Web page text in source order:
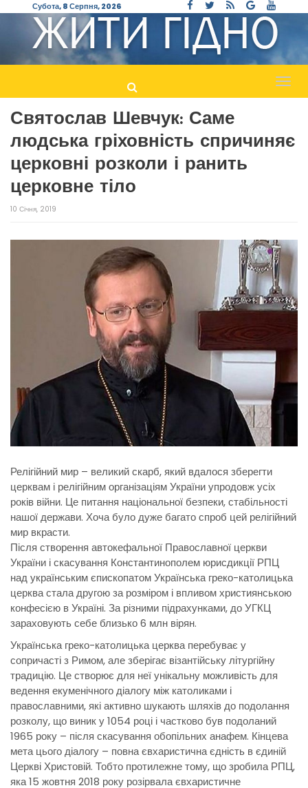
Субота, 8 Серпня, 2026
Святослав Шевчук: Саме
людська гріховність спричиняє
церковні розколи і ранить
церковне тіло
10 Січня, 2019
Релігійний мир – великий скарб, який вдалося зберегти
церквам і релігійним організаціям України упродовж усіх
років війни. Це питання національної безпеки, стабільності
нашої держави. Хоча було дуже багато спроб цей релігійний
мир вкрасти.
Після створення автокефальної Православної церкви
України і скасування Константинополем юрисдикції РПЦ
над українським єпископатом Українська греко-католицька
церква стала другою за розміром і впливом християнською
конфесією в Україні. За різними підрахунками, до УГКЦ
зараховують себе близько 6 млн вірян.
Українська греко-католицька церква перебуває у
сопричасті з Римом, але зберігає візантійську літургійну
традицію. Це створює для неї унікальну можливість для
ведення екуменічного діалогу між католиками і
православними, які активно шукають шляхів до подолання
розколу, що виник у 1054 році і частково був подоланий
1965 року – після скасування обопільних анафем. Кінцева
мета цього діалогу – повна євхаристична єдність в єдиній
Церкві Христовій. Тобто протилежне тому, що зробила РПЦ,
яка 15 жовтня 2018 року розірвала євхаристичне